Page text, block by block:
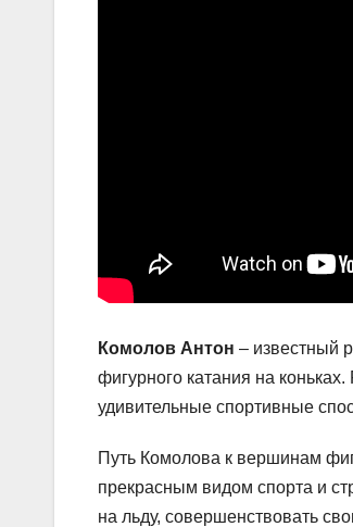
Комолов Антон – известный
фигурного катания на
удивительные спортивные
Путь Комолова к вершинам
прекрасным видом спорта и
на льду, совершенствовать